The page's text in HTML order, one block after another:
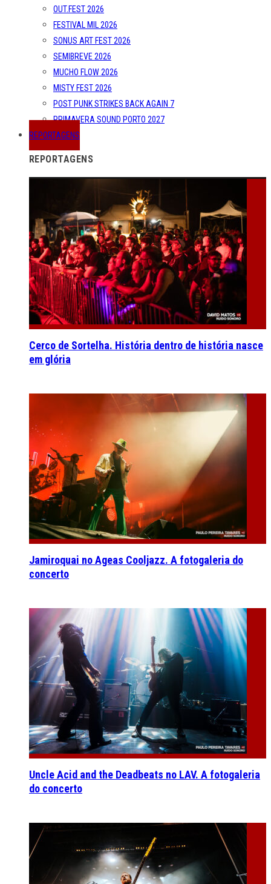
OUT.FEST 2026
FESTIVAL MIL 2026
SONUS ART FEST 2026
SEMIBREVE 2026
MUCHO FLOW 2026
MISTY FEST 2026
POST PUNK STRIKES BACK AGAIN 7
PRIMAVERA SOUND PORTO 2027
REPORTAGENS
REPORTAGENS
Cerco de Sortelha. História dentro de história nasce
em glória
Jamiroquai no Ageas Cooljazz. A fotogaleria do
concerto
Uncle Acid and the Deadbeats no LAV. A fotogaleria
do concerto